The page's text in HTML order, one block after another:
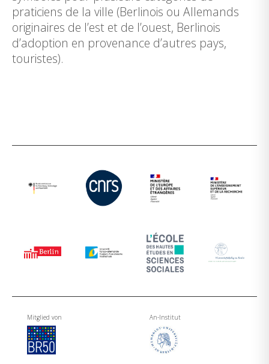
praticiens de la ville (Berlinois ou Allemands
originaires de l’est et de l’ouest, Berlinois
d’adoption en provenance d’autres pays,
touristes).
Mitglied von An-Institut